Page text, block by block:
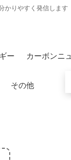
かりやすく発信します
ー カーボンニ
その他